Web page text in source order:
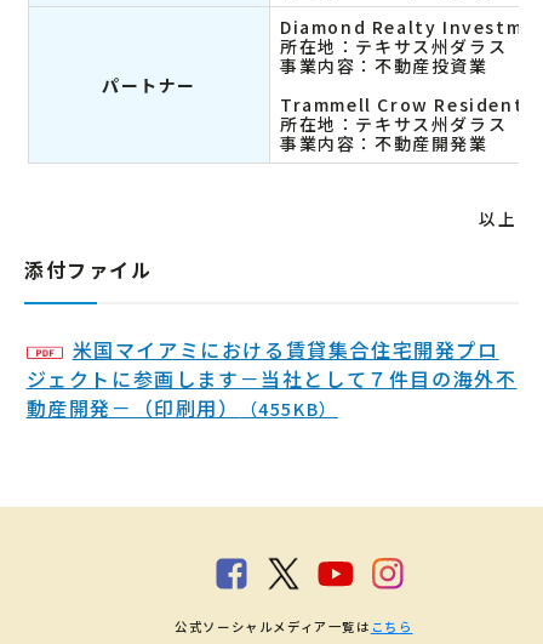
パートナー
Diamond Realty
所在地：テキサス州ダラス
事業内容：不動産投資業
Trammell Crow
所在地：テキサス州ダラス
事業内容：不動産開発業
以上
添付ファイル
米国マイアミにおける賃貸集合住宅開発プロ
ジェクトに参画します－当社として７件目の海外不
動産開発－（印刷用）
（455KB）
公式ソーシャルメディア一覧は こちら